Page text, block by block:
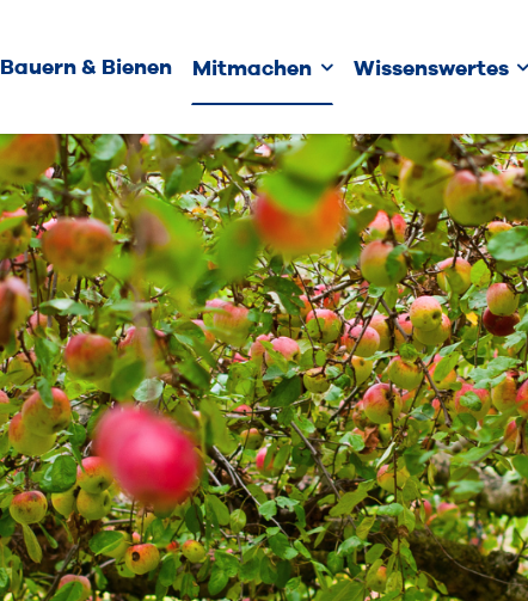
Bauern & Bienen Mitmachen Wissenswertes